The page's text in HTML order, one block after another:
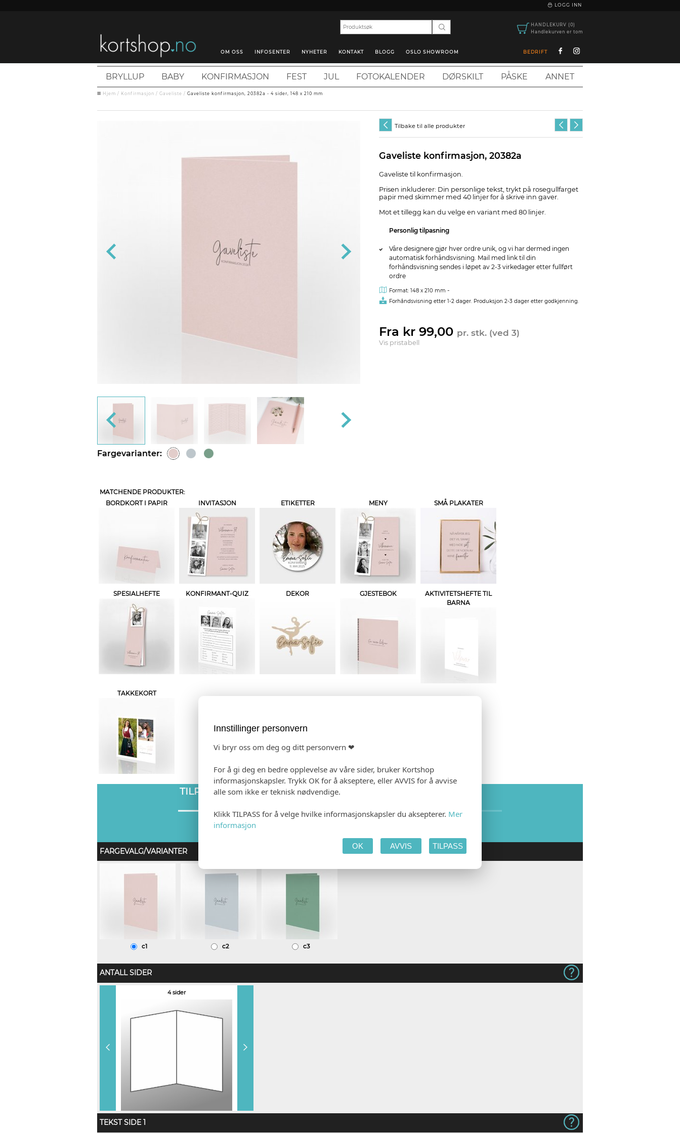
LOGG INN
HANDLEKURV (0)
Handlekurven er tom
OM OSS INFOSENTER NYHETER KONTAKT BLOGG OSLO SHOWROOM BEDRIFT
BRYLLUP BABY KONFIRMASJON FEST JUL FOTOKALENDER DØRSKILT PÅSKE ANNET
Hjem / Konfirmasjon / Gaveliste / Gaveliste konfirmasjon, 20382a - 4 sider, 148 x 210 mm
Fargevarianter:
Tilbake til alle produkter
Gaveliste konfirmasjon, 20382a
Gaveliste til konfirmasjon.
Prisen inkluderer: Din personlige tekst, trykt på rosegullfarget
papir med skimmer med 40 linjer for å skrive inn gaver.
Mot et tillegg kan du velge en variant med 80 linjer.
Personlig tilpasning
Våre designere gjør hver ordre unik, og vi har dermed ingen
automatisk forhåndsvisning. Mail med link til din
forhåndsvisning sendes i løpet av 2-3 virkedager etter fullført
ordre
Format: 148 x 210 mm -
Forhåndsvisning etter 1-2 dager. Produksjon 2-3 dager etter godkjenning.
Fra kr 99,00 pr. stk. (ved 3)
Vis pristabell
MATCHENDE PRODUKTER:
BORDKORT I PAPIR
INVITASJON ETIKETTER MENY SMÅ PLAKATER
SPESIALHEFTE KONFIRMANT-QUIZ DEKOR GJESTEBOK
AKTIVITETSHEFTE TIL
BARNA
TAKKEKORT
TILPASS PRODUKTET HANDLEKURV
FARGEVALG/VARIANTER
c1 c2 c3
ANTALL SIDER
4 sider
TEKST SIDE 1
Innstillinger personvern
Vi bryr oss om deg og ditt personvern ❤
For å gi deg en bedre opplevelse av våre sider, bruker Kortshop
informasjonskapsler. Trykk OK for å akseptere, eller AVVIS for å avvise
alle som ikke er teknisk nødvendige.
Klikk TILPASS for å velge hvilke informasjonskapsler du aksepterer. Mer
informasjon
OK AVVIS TILPASS